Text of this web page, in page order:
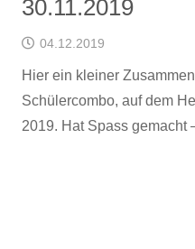
30.11.2019
04.12.2019
Hier ein kleiner
Schülercombo, auf dem
2019. Hat Spass gemacht